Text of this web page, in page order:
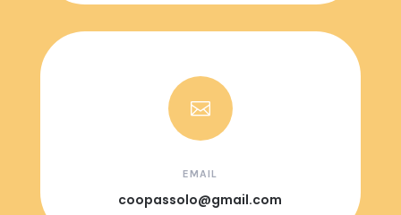

EMAIL
coopassolo@gmail.com